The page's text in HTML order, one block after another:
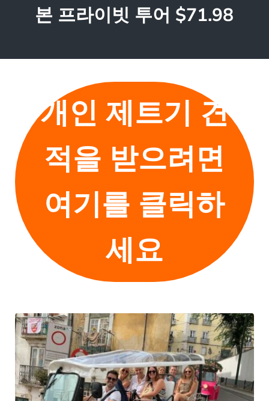
본 프라이빗 투어 $71.98
개인 제트기 견
적을 받으려면
여기를 클릭하
세요